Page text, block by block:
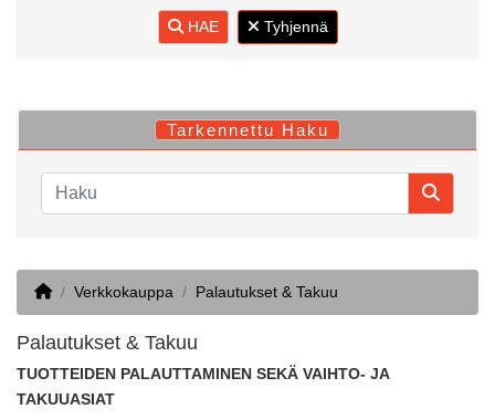
HAE Tyhjennä
Tarkennettu Haku
HomeVerkkokauppa Palautukset & Takuu
Palautukset & Takuu
TUOTTEIDEN PALAUTTAMINEN SEKÄ VAIHTO- JA
TAKUUASIAT